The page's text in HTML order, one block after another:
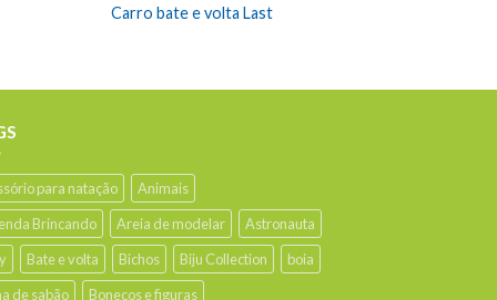
Carro bate e volta Last
para natação
Animais
Brincando
Areia de modelar
Astronauta
Bate e volta Bichos Biju Collection
boia
de sabão
Bonecos e figuras